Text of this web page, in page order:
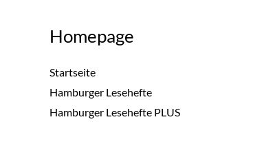
Homepage
Startseite
Hamburger Lesehefte
Hamburger Lesehefte PLUS